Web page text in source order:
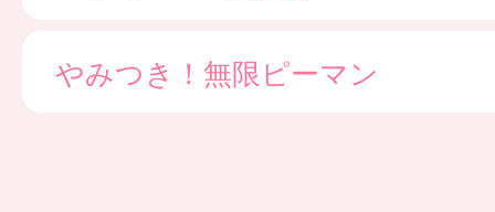
やみつき！無限ピーマン